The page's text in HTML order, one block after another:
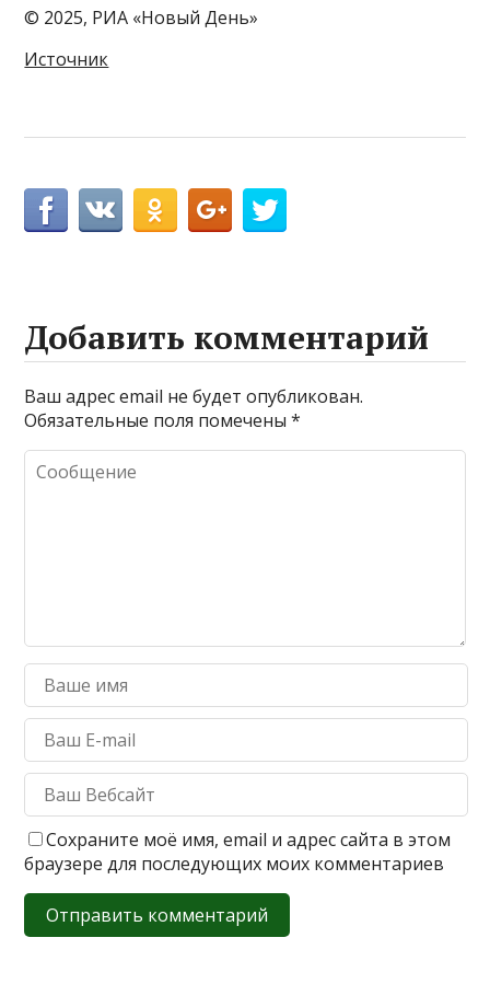
© 2025, РИА «Новый День»
Источник
Добавить комментарий
Ваш адрес email не будет опубликован.
Обязательные поля помечены*
Сохраните моё имя, email и адрес сайта в этом
браузере для последующих моих комментариев